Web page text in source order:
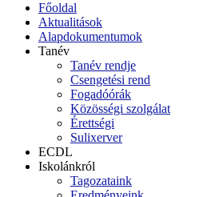
Főoldal
Aktualitások
Alapdokumentumok
Tanév
Tanév rendje
Csengetési rend
Fogadóórák
Közösségi szolgálat
Érettségi
Sulixerver
ECDL
Iskolánkról
Tagozataink